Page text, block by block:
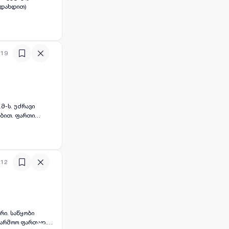
ს. უძრავი
ფართი